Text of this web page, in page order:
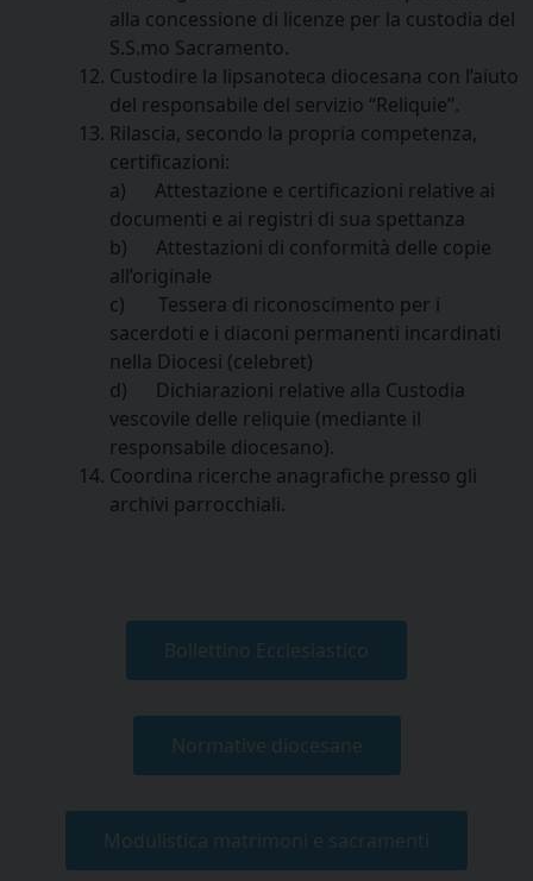
alla concessione di licenze per la custodia del
S.S.mo Sacramento.
Custodire la lipsanoteca diocesana con l’aiuto
del responsabile del servizio “Reliquie”.
Rilascia, secondo la propria competenza,
certificazioni:
a) Attestazione e certificazioni relative ai
documenti e ai registri di sua spettanza
b) Attestazioni di conformità delle copie
all’originale
c) Tessera di riconoscimento per i
sacerdoti e i diaconi permanenti incardinati
nella Diocesi (celebret)
d) Dichiarazioni relative alla Custodia
vescovile delle reliquie (mediante il
responsabile diocesano).
Coordina ricerche anagrafiche presso gli
archivi parrocchiali.
Bollettino Ecclesiastico
Normative diocesane
Modulistica matrimoni e sacramenti